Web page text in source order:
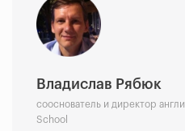
Владислав Рябюк
сооснователь и директор
School